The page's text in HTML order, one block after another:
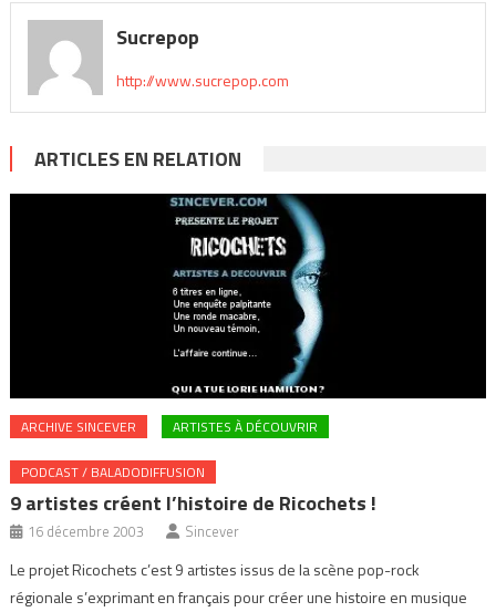
Sucrepop
http://www.sucrepop.com
ARTICLES EN RELATION
ARCHIVE SINCEVER ARTISTES À DÉCOUVRIR
PODCAST / BALADODIFFUSION
9 artistes créent l’histoire de Ricochets !
16 décembre 2003 Sincever
Le projet Ricochets c’est 9 artistes issus de la scène pop-rock
régionale s’exprimant en français pour créer une histoire en musique